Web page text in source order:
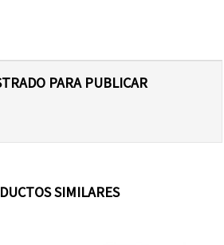
PARA PUBLICAR
SIMILARES